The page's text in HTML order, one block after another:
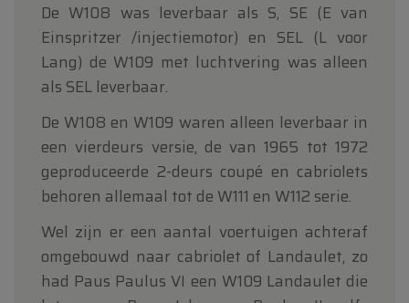
De W108 was leverbaar als S, SE (E van
Einspritzer /injectiemotor) en SEL (L voor
Lang) de W109 met luchtvering was alleen
als SEL leverbaar.
De W108 en W109 waren alleen leverbaar in
een vierdeurs versie, de van 1965 tot 1972
geproduceerde 2-deurs coupé en cabriolets
behoren allemaal tot de W111 en W112 serie.
Wel zijn er een aantal voertuigen achteraf
omgebouwd naar cabriolet of Landaulet, zo
had Paus Paulus VI een W109 Landaulet die